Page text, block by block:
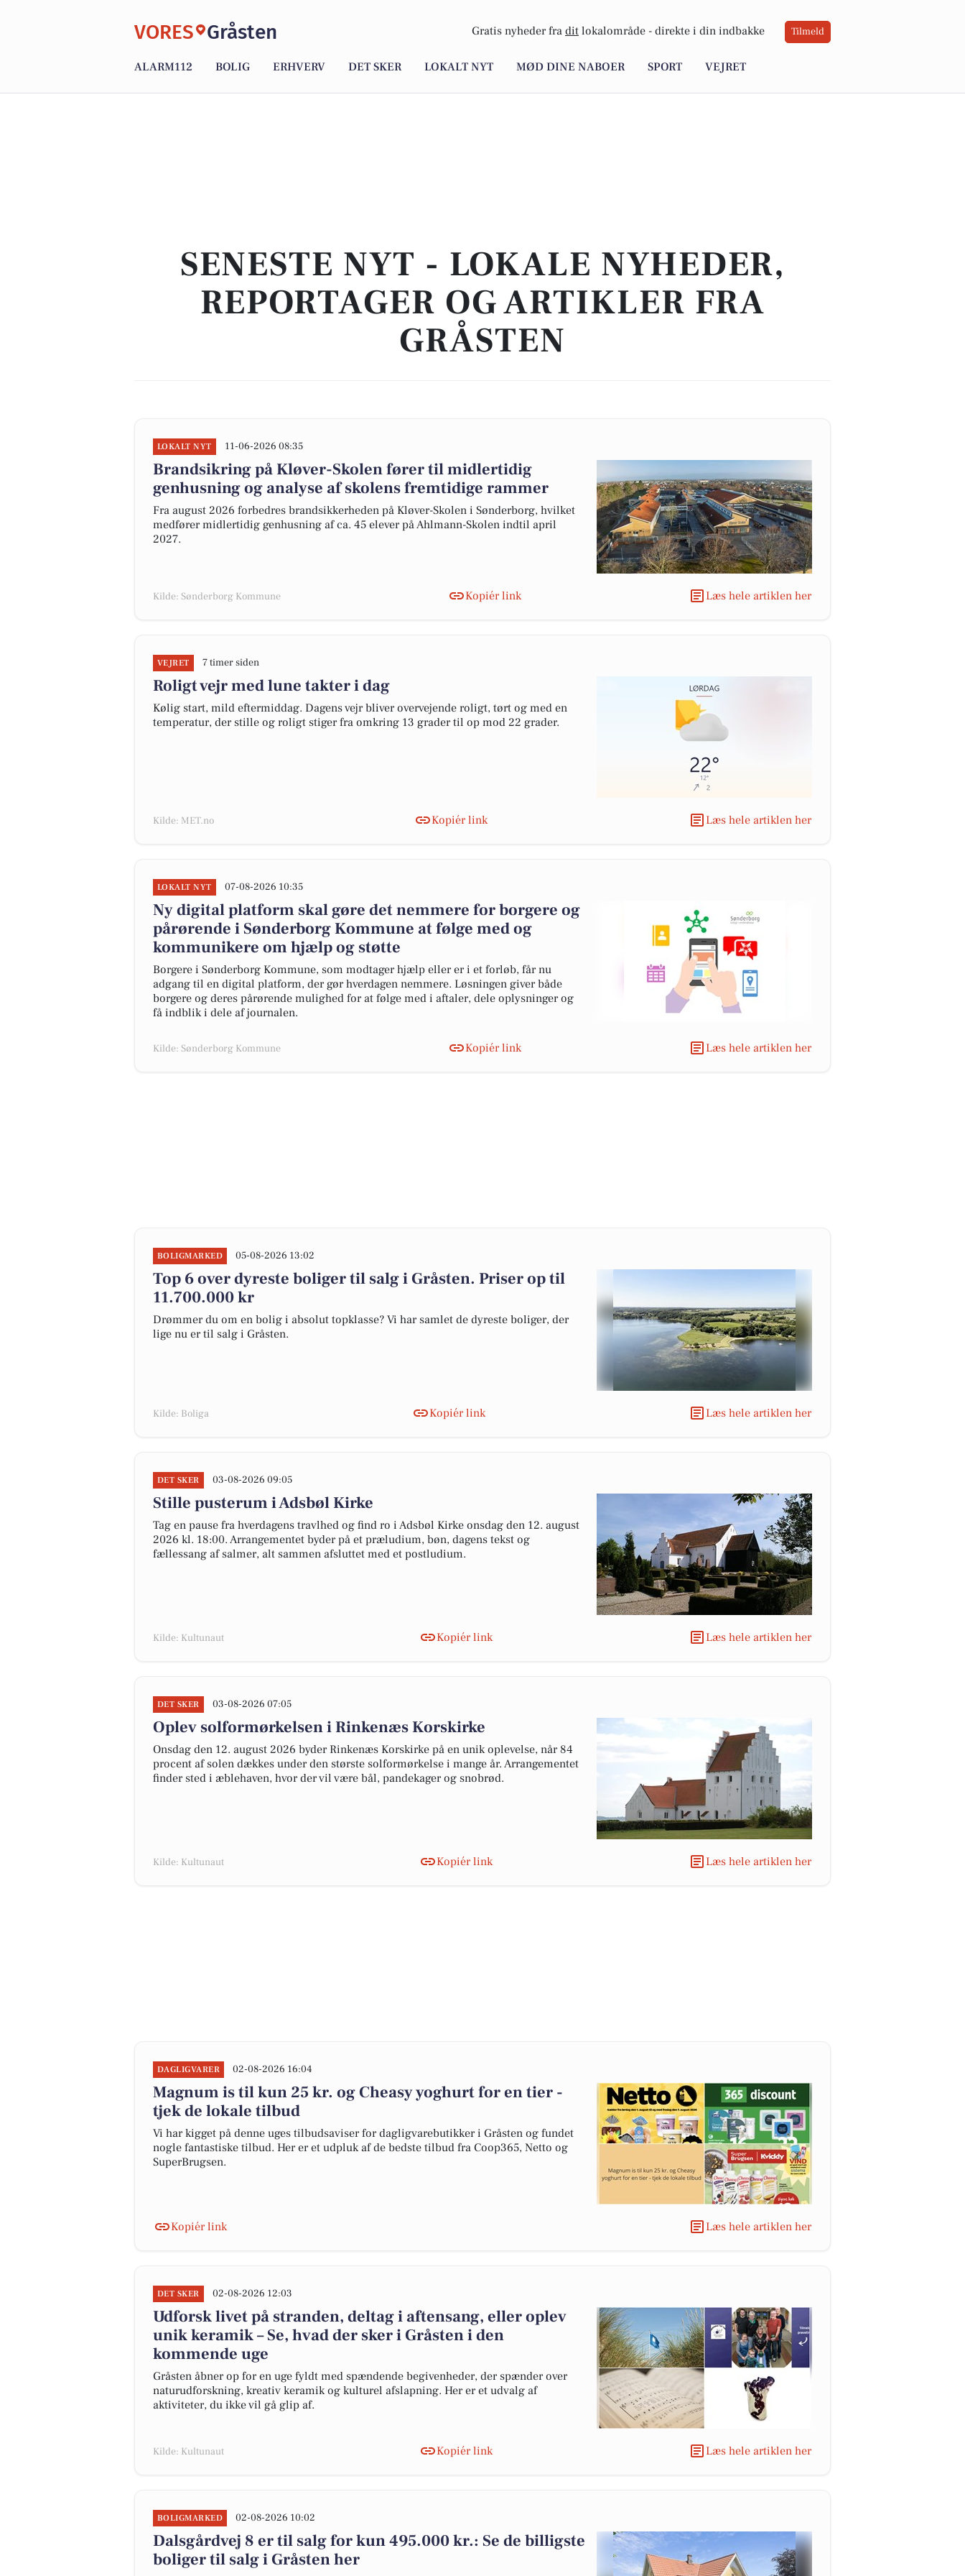
VORES Gråsten Gratis nyheder fra dit lokalområde - direkte i din indbakke Tilmeld
ALARM112 BOLIG ERHVERV DET SKER LOKALT NYT MØD DINE NABOER SPORT VEJRET
SENESTE NYT - LOKALE NYHEDER,
REPORTAGER OG ARTIKLER FRA
GRÅSTEN
LOKALT NYT 11-06-2026 08:35
Brandsikring på Kløver-Skolen fører til midlertidig
genhusning og analyse af skolens fremtidige rammer
Fra august 2026 forbedres brandsikkerheden på Kløver-Skolen i Sønderborg, hvilket
medfører midlertidig genhusning af ca. 45 elever på Ahlmann-Skolen indtil april
2027.
Kilde: Sønderborg Kommune Kopiér link Læs hele artiklen her
VEJRET 7 timer siden
Roligt vejr med lune takter i dag
Kølig start, mild eftermiddag. Dagens vejr bliver overvejende roligt, tørt og med en
temperatur, der stille og roligt stiger fra omkring 13 grader til op mod 22 grader.
Kilde: MET.no Kopiér link Læs hele artiklen her
LOKALT NYT 07-08-2026 10:35
Ny digital platform skal gøre det nemmere for borgere og
pårørende i Sønderborg Kommune at følge med og
kommunikere om hjælp og støtte
Borgere i Sønderborg Kommune, som modtager hjælp eller er i et forløb, får nu
adgang til en digital platform, der gør hverdagen nemmere. Løsningen giver både
borgere og deres pårørende mulighed for at følge med i aftaler, dele oplysninger og
få indblik i dele af journalen.
Kilde: Sønderborg Kommune Kopiér link Læs hele artiklen her
BOLIGMARKED 05-08-2026 13:02
Top 6 over dyreste boliger til salg i Gråsten. Priser op til
11.700.000 kr
Drømmer du om en bolig i absolut topklasse? Vi har samlet de dyreste boliger, der
lige nu er til salg i Gråsten.
Kilde: Boliga Kopiér link Læs hele artiklen her
DET SKER 03-08-2026 09:05
Stille pusterum i Adsbøl Kirke
Tag en pause fra hverdagens travlhed og find ro i Adsbøl Kirke onsdag den 12. august
2026 kl. 18:00. Arrangementet byder på et præludium, bøn, dagens tekst og
fællessang af salmer, alt sammen afsluttet med et postludium.
Kilde: Kultunaut Kopiér link Læs hele artiklen her
DET SKER 03-08-2026 07:05
Oplev solformørkelsen i Rinkenæs Korskirke
Onsdag den 12. august 2026 byder Rinkenæs Korskirke på en unik oplevelse, når 84
procent af solen dækkes under den største solformørkelse i mange år. Arrangementet
finder sted i æblehaven, hvor der vil være bål, pandekager og snobrød.
Kilde: Kultunaut Kopiér link Læs hele artiklen her
DAGLIGVARER 02-08-2026 16:04
Magnum is til kun 25 kr. og Cheasy yoghurt for en tier -
tjek de lokale tilbud
Vi har kigget på denne uges tilbudsaviser for dagligvarebutikker i Gråsten og fundet
nogle fantastiske tilbud. Her er et udpluk af de bedste tilbud fra Coop365, Netto og
SuperBrugsen.
Kopiér link Læs hele artiklen her
DET SKER 02-08-2026 12:03
Udforsk livet på stranden, deltag i aftensang, eller oplev
unik keramik – Se, hvad der sker i Gråsten i den
kommende uge
Gråsten åbner op for en uge fyldt med spændende begivenheder, der spænder over
naturudforskning, kreativ keramik og kulturel afslapning. Her er et udvalg af
aktiviteter, du ikke vil gå glip af.
Kilde: Kultunaut Kopiér link Læs hele artiklen her
BOLIGMARKED 02-08-2026 10:02
Dalsgårdvej 8 er til salg for kun 495.000 kr.: Se de billigste
boliger til salg i Gråsten her